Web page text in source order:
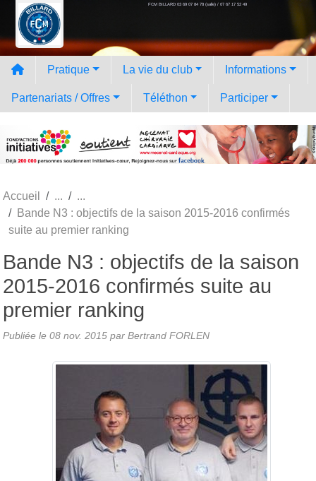
FCM BILLARD 03 69 07 84 78 (salle) / 07 67 17 52 49
Pratique La vie du club Informations
Partenariats / Offres Téléthon Participer
Accueil
Bande N3 : objectifs de la saison 2015-2016 confirmés
suite au premier ranking
Bande N3 : objectifs de la saison
2015-2016 confirmés suite au
premier ranking
Publiée le 08 nov. 2015 par Bertrand FORLEN
Panneau de gestion des cookies